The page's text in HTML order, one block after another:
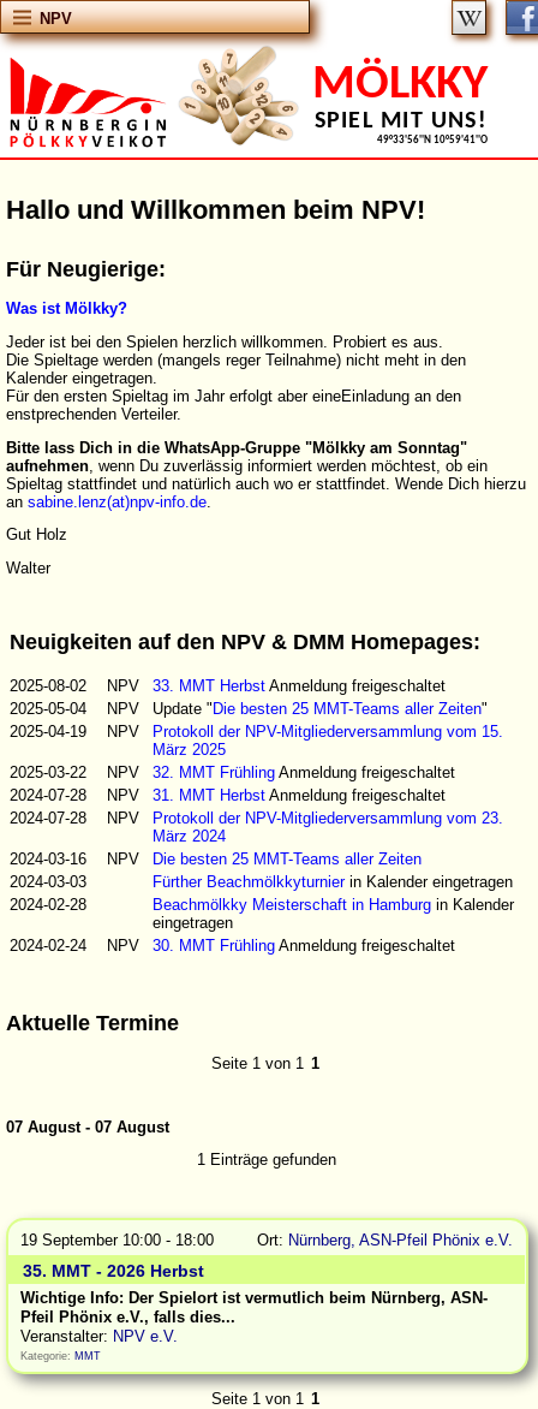
MÖLKKY
SPIEL MIT UNS!
49°33'56''N 10°59'41''O
NPV
Hallo und Willkommen beim NPV!
Für Neugierige:
Was ist Mölkky?
Jeder ist bei den Spielen herzlich willkommen. Probiert es aus.
Die Spieltage werden (mangels reger Teilnahme) nicht meht in den
Kalender eingetragen.
Für den ersten Spieltag im Jahr erfolgt aber eineEinladung an den
enstprechenden Verteiler.
Bitte lass Dich in die WhatsApp-Gruppe "Mölkky am Sonntag"
aufnehmen , wenn Du zuverlässig informiert werden möchtest, ob ein
Spieltag stattfindet und natürlich auch wo er stattfindet. Wende Dich hierzu
an sabine.lenz(at)npv-info.de
Gut Holz
Walter
Neuigkeiten auf den NPV & DMM Homepages:
2025-08-02 NPV 33. MMT Herbst Anmeldung freigeschaltet
2025-05-04
NPV Update "Die besten 25 MMT-Teams aller Zeiten"
2025-04-19
NPV
Protokoll der NPV-Mitgliederversammlung vom 15.
März 2025
2025-03-22
NPV 32. MMT Frühling Anmeldung freigeschaltet
2024-07-28
NPV 31. MMT Herbst Anmeldung freigeschaltet
2024-07-28
NPV
Protokoll der NPV-Mitgliederversammlung vom 23.
März 2024
2024-03-16
NPV
Die besten 25 MMT-Teams aller Zeiten
2024-03-03
Fürther Beachmölkkyturnierin Kalender eingetragen
2024-02-28
Beachmölkky Meisterschaft in Hamburg in Kalender
eingetragen
2024-02-24
NPV 30. MMT Frühling Anmeldung freigeschaltet
Aktuelle Termine
Seite 1 von 1 1
07 August - 07 August
1 Einträge gefunden
19 September 10:00 - 18:00 Ort: Nürnberg, ASN-Pfeil Phönix e.V.
35. MMT - 2026 Herbst
Wichtige Info: Der Spielort ist vermutlich beim Nürnberg, ASN-
Pfeil Phönix e.V., falls dies...
Veranstalter: NPV e.V.
Kategorie: MMT
Seite 1 von 1 1